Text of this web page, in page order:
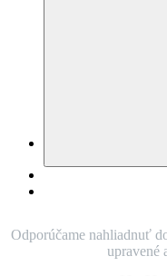
vínovú farbu, nový odtieň
O produkte
Farba